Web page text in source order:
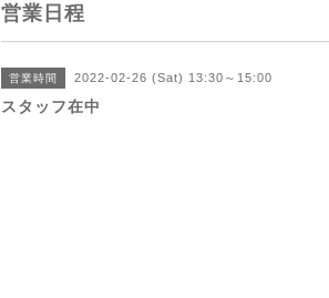
営業日程
営業時間 2022-02-26 (Sat) 13:30～15:00
スタッフ在中